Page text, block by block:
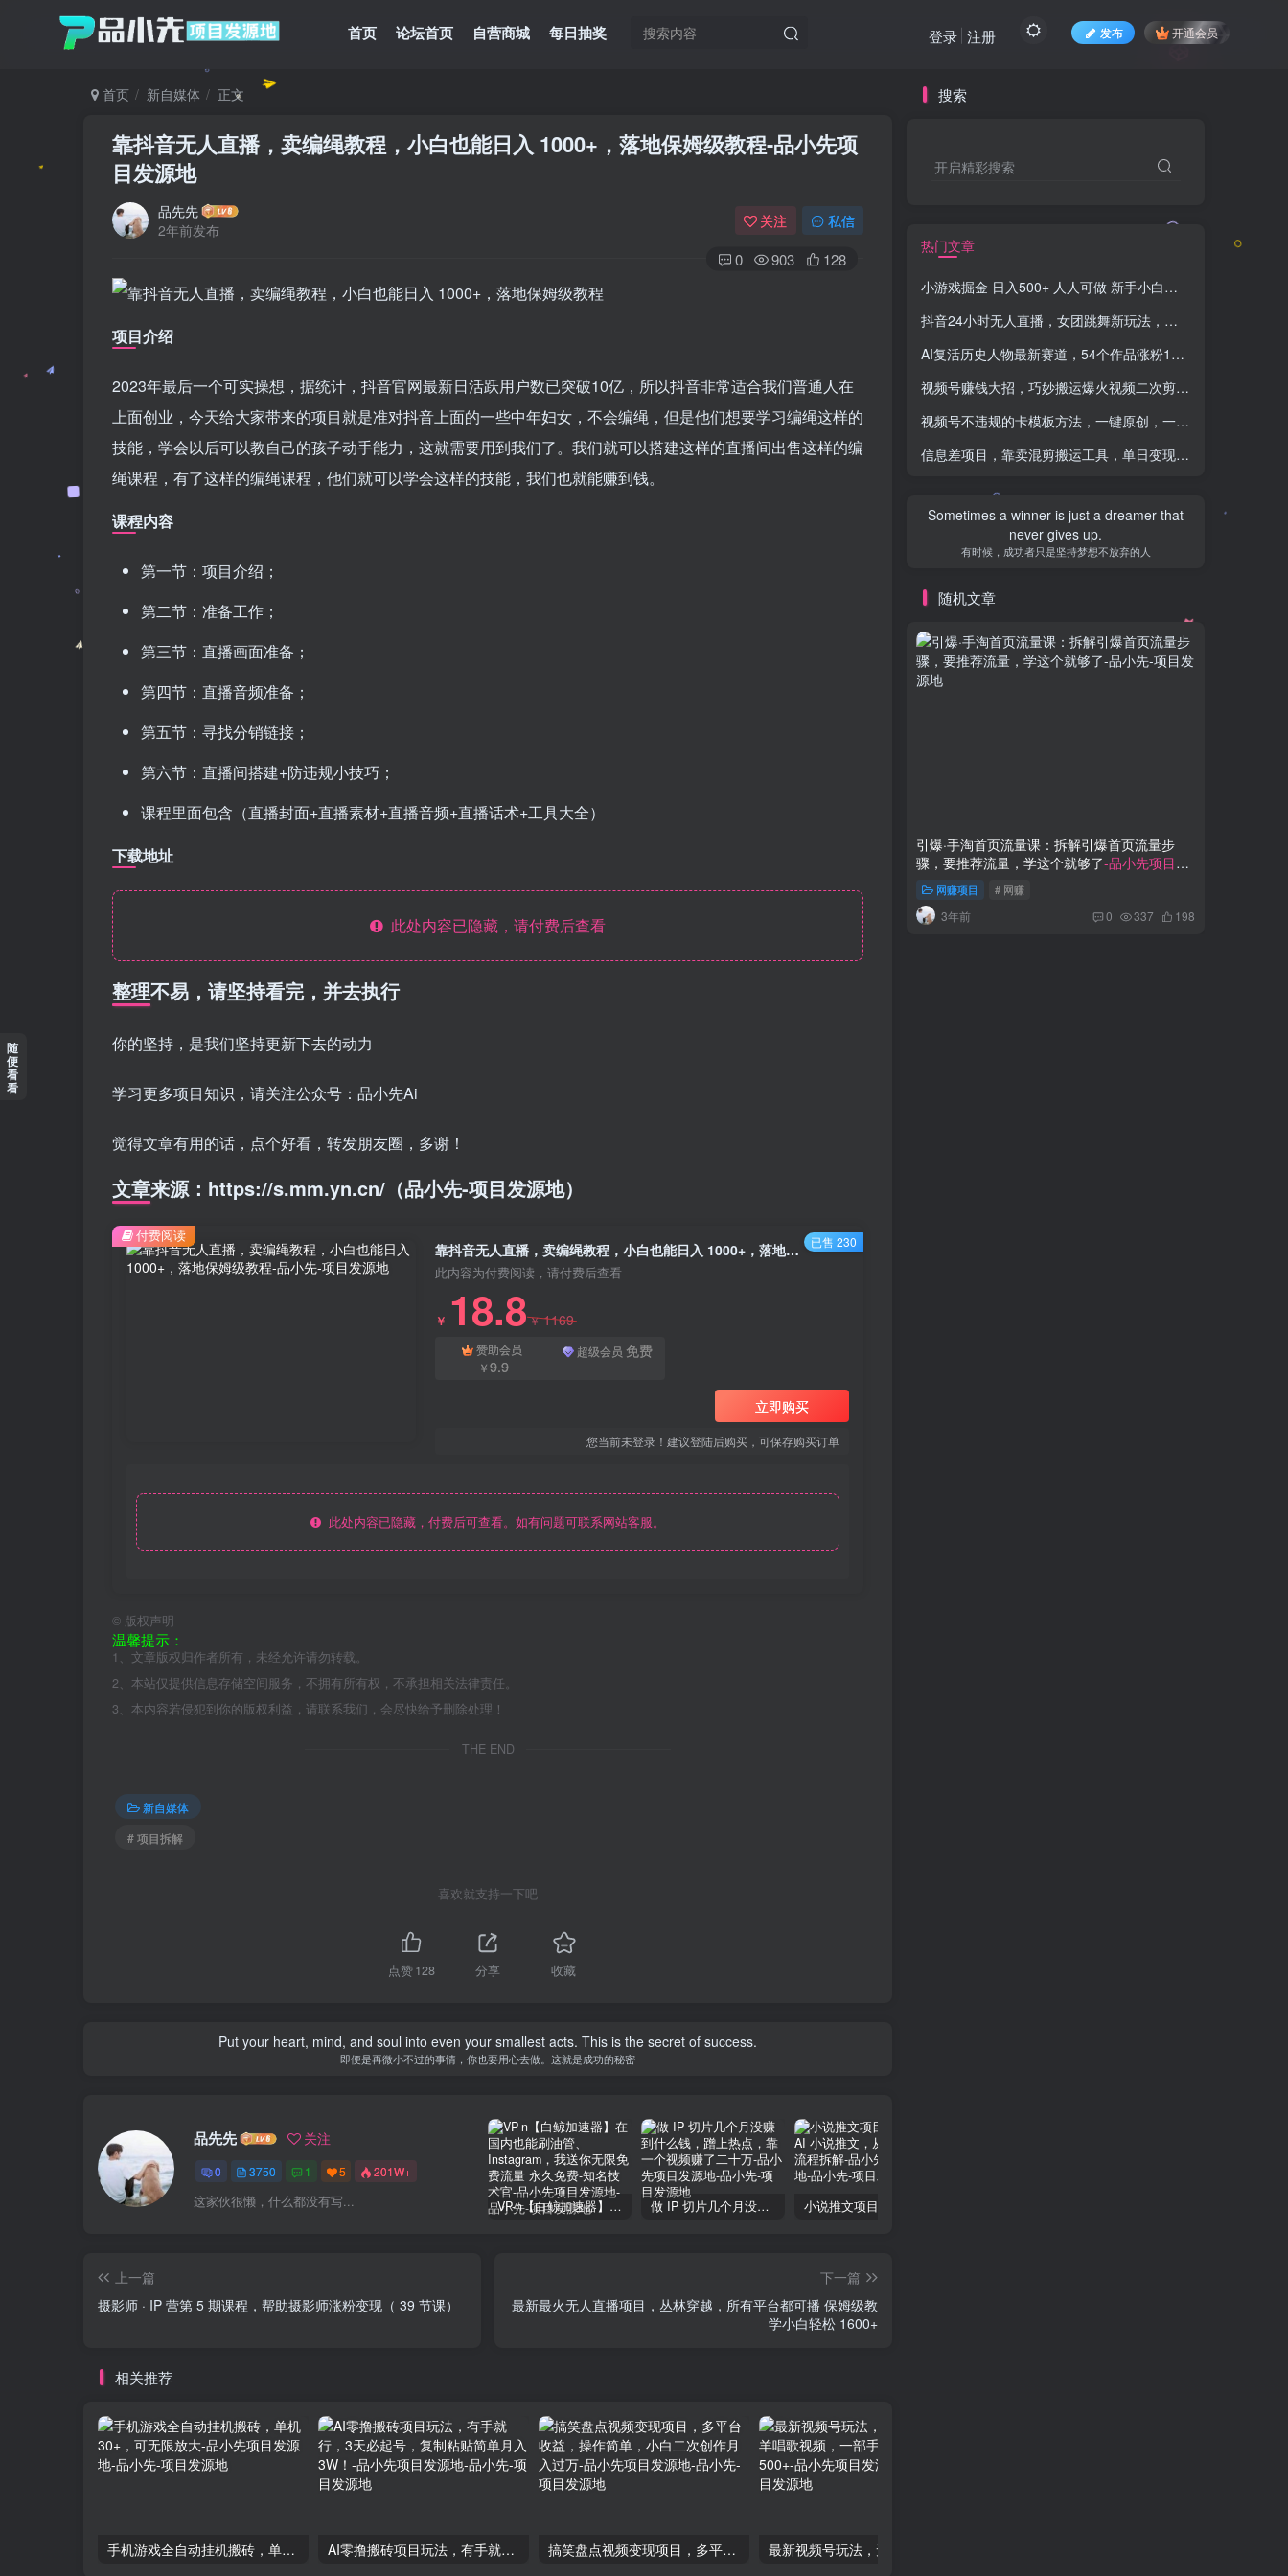
首页 论坛首页 自营商城 每日抽奖 发布 开通会员
登录 注册
首页 新自媒体 正文
靠抖音无人直播，卖编绳教程，小白也能日入 1000+，落地保姆级教程-品小先项
目发源地
品先先
2年前发布
关注 私信
0 903 128
项目介绍
2023年最后一个可实操想，据统计，抖音官网最新日活跃用户数已突破10亿，所以抖音非常适合我们普通人在
上面创业，今天给大家带来的项目就是准对抖音上面的一些中年妇女，不会编绳，但是他们想要学习编绳这样的
技能，学会以后可以教自己的孩子动手能力，这就需要用到我们了。我们就可以搭建这样的直播间出售这样的编
绳课程，有了这样的编绳课程，他们就可以学会这样的技能，我们也就能赚到钱。
课程内容
第一节：项目介绍；
第二节：准备工作；
第三节：直播画面准备；
第四节：直播音频准备；
第五节：寻找分销链接；
第六节：直播间搭建+防违规小技巧；
课程里面包含（直播封面+直播素材+直播音频+直播话术+工具大全）
下载地址
此处内容已隐藏，请付费后查看
整理不易，请坚持看完，并去执行
你的坚持，是我们坚持更新下去的动力
学习更多项目知识，请关注公众号：品小先Ai
觉得文章有用的话，点个好看，转发朋友圈，多谢！
文章来源：https://s.mm.yn.cn/（品小先-项目发源地）
靠抖音无人直播，卖编绳教程，小白也能日入 1000+，落地保姆级教程 - 资源之家
此内容为付费阅读，请付费后查看
￥ 18.8￥1169
赞助会员
￥9.9
超级会员 免费
立即购买
您当前未登录！建议登陆后购买，可保存购买订单
此处内容已隐藏，付费后可查看。如有问题可联系网站客服。
付费阅读 已售 230
© 版权声明
温馨提示：
1、文章版权归作者所有，未经允许请勿转载。
2、本站仅提供信息存储空间服务，不拥有所有权，不承担相关法律责任。
3、本内容若侵犯到你的版权利益，请联系我们，会尽快给予删除处理！
THE END
新自媒体
# 项目拆解
喜欢就支持一下吧
点赞128 分享 收藏
People are not just to love and live.
人不是仅仅为了爱而生存的
品先先 关注
0 3750 1 5 201W+
这家伙很懒，什么都没有写... VP-n【白鲸加速器】在国内也能刷油管、Instagram，我送你无限免费流量 永久免费-知名技术官-品小先项目发源地 做 IP 切片几个月没赚到什么钱，蹭上热点，靠一个视频赚了二十万-品小先项目发源地
上一篇
摄影师 · IP 营第 5 期课程，帮助摄影师涨粉变现（ 39 节课）
下一篇
最新最火无人直播项目，丛林穿越，所有平台都可播 保姆级教
学小白轻松 1600+
相关推荐
手机游戏全自动挂机搬砖，单机30+，可无限放大-品小先项目发源地 AI零撸搬砖项目玩法，有手就行，3天必起号，复制粘贴简单月入3W！-品小先项目发源地 搞笑盘点视频变现项目，多平台收益，操作简单，小白二次创作月入过万-品小先项目发源地
搜索
开启精彩搜索
热门文章
小游戏掘金 日入500+ 人人可做 新手小白轻松上手-知名技术官
抖音24小时无人直播，女团跳舞新玩法，礼物收不停（含开播视频教程+软件+互动视频素材）
AI复活历史人物最新赛道，54个作品涨粉10w，轻松月入2w+
视频号赚钱大招，巧妙搬运爆火视频二次剪辑，每日躺赚 1000 +
视频号不违规的卡模板方法，一键原创，一分钟学会，稳定日入500+
信息差项目，靠卖混剪搬运工具，单日变现 4 位数，需求量大，复购强
May we all have the power to love ourselves
and others.
愿我们，都有能力爱自己，有余力爱别人
随机文章
引爆·手淘首页流量课：拆解引爆首页流量步
骤，要推荐流量，学这个就够了-品小先项目发
源地网赚项目 # 网赚
3年前 0 337 198
随
便
看
看